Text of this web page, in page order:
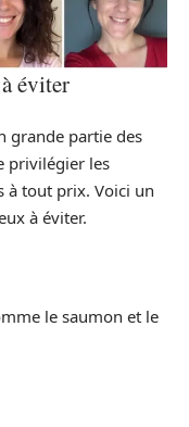
éviter
grande partie des
privilégier les
à tout prix. Voici un
à éviter.
le saumon et le